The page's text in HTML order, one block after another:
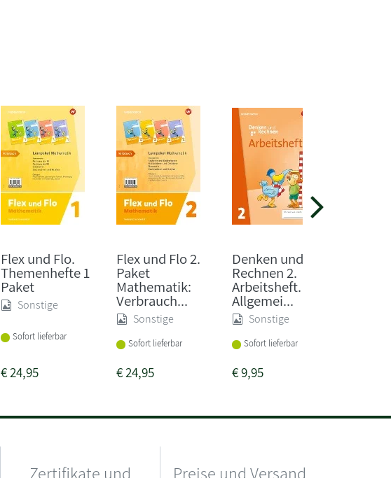
Flex und Flo.
Themenhefte 1
Paket
Sonstige
Sofort lieferbar
€24,95
Flex und Flo 2.
Paket
Mathematik:
Verbrauch...
Sonstige
Sofort lieferbar
€24,95
Denken und
Rechnen 2.
Arbeitsheft.
Allgemei...
Sonstige
Sofort lieferbar
€9,95
Zertifikate und Preise und Versand